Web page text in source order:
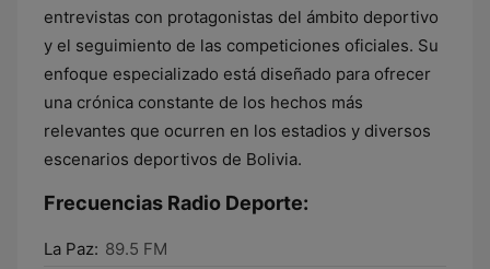
entrevistas con protagonistas del ámbito deportivo
y el seguimiento de las competiciones oficiales. Su
enfoque especializado está diseñado para ofrecer
una crónica constante de los hechos más
relevantes que ocurren en los estadios y diversos
escenarios deportivos de Bolivia.
Frecuencias Radio Deporte:
La Paz: 89.5 FM